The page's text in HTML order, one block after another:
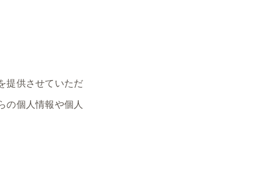
提供させていただ
の個人情報や個人